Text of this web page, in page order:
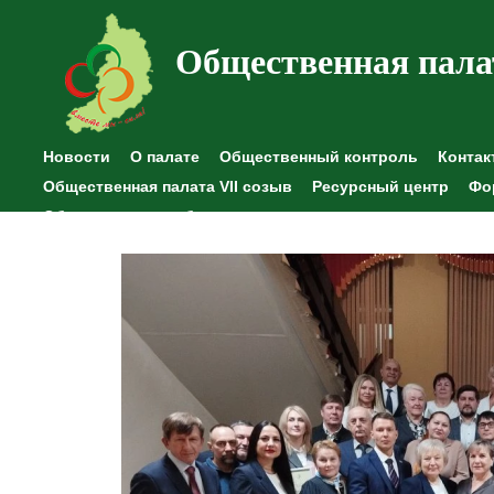
Общественная
Новости О палате Общественный контроль
Общественная палата VII созыв
Ресурсный центр
Общественные наблюдения